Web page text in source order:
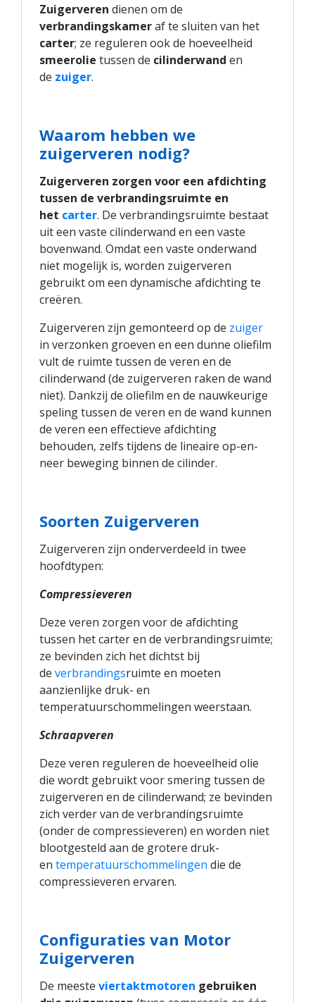
Zuigerveren dienen om de
verbrandingskameraf te sluiten van het
carter; ze reguleren ook de hoeveelheid
smeerolie tussen de cilinderwand en
de zuiger.
Waarom hebben we
zuigerveren nodig?
Zuigerveren zorgen voor een afdichting
tussen de verbrandingsruimte en
het carter. De verbrandingsruimte bestaat
uit een vaste cilinderwand en een vaste
bovenwand. Omdat een vaste onderwand
niet mogelijk is, worden zuigerveren
gebruikt om een dynamische afdichting te
creëren.
Zuigerveren zijn gemonteerd op de zuiger
in verzonken groeven en een dunne oliefilm
vult de ruimte tussen de veren en de
cilinderwand (de zuigerveren raken de wand
niet). Dankzij de oliefilm en de nauwkeurige
speling tussen de veren en de wand kunnen
de veren een effectieve afdichting
behouden, zelfs tijdens de lineaire op-en-
neer beweging binnen de cilinder.
Soorten Zuigerveren
Zuigerveren zijn onderverdeeld in twee
hoofdtypen:
Compressieveren
Deze veren zorgen voor de afdichting
tussen het carter en de verbrandingsruimte;
ze bevinden zich het dichtst bij
de verbrandingsruimte en moeten
aanzienlijke druk- en
temperatuurschommelingen weerstaan.
Schraapveren
Deze veren reguleren de hoeveelheid olie
die wordt gebruikt voor smering tussen de
zuigerveren en de cilinderwand; ze bevinden
zich verder van de verbrandingsruimte
(onder de compressieveren) en worden niet
blootgesteld aan de grotere druk-
en temperatuurschommelingen die de
compressieveren ervaren.
Configuraties van Motor
Zuigerveren
De meeste viertaktmotoren gebruiken